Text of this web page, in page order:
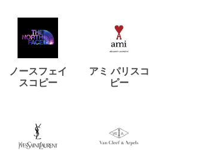
ノースフェイ
スコピー
アミ パリスコ
ピー